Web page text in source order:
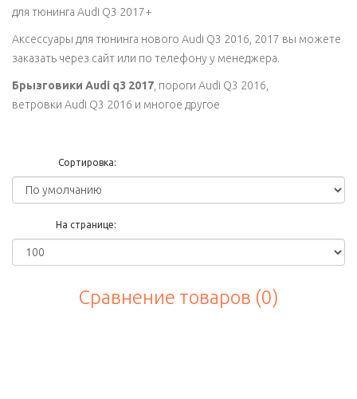
для тюнинга Audi Q3 2017+
Аксессуары для тюнинга нового Audi Q3 2016, 2017 вы можете
заказать через сайт или по телефону у менеджера.
Брызговики Audi q3 2017 , пороги Audi Q3 2016,
ветровки Audi Q3 2016 и многое другое
Сортировка:
На странице:
Сравнение товаров (0)